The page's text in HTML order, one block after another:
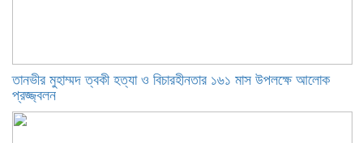
তানভীর মুহাম্মদ ত্বকী হত্যা ও বিচারহীনতার ১৬১ মাস উপলক্ষে আলোক
প্রজ্জ্বলন